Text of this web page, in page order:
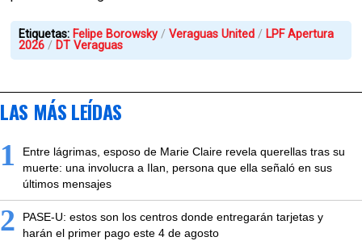
Etiquetas: Felipe Borowsky Veraguas United
LPF Apertura
2026
DT Veraguas
LAS MÁS LEÍDAS
1
Entre lágrimas, esposo de Marie Claire revela querellas tras su
muerte: una involucra a Ilan, persona que ella señaló en sus
últimos mensajes
2
PASE-U: estos son los centros donde entregarán tarjetas y
harán el primer pago este 4 de agosto